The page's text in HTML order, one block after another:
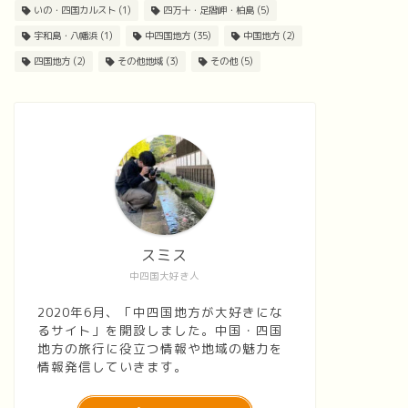
いの・四国カルスト(1) 四万十・足摺岬・柏島(5)
宇和島・八幡浜(1) 中四国地方(35) 中国地方(2)
四国地方(2) その他地域(3) その他(5)
中四国大好き人
スミス
2020年6月、「中四国地方が大好きにな
るサイト」を開設しました。中国・四国
地方の旅行に役立つ情報や地域の魅力を
情報発信していきます。